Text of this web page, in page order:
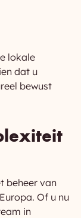
lokale
dat u
bewust
beheer van
Of u nu
in